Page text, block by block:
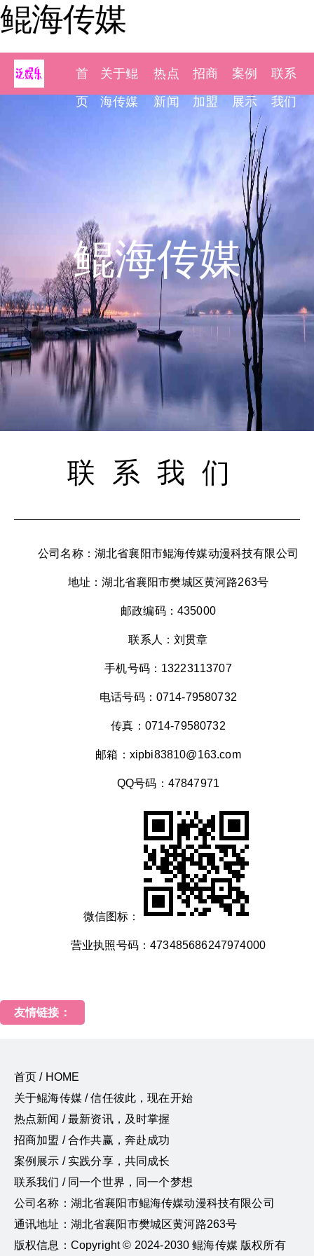
鲲海传媒
首
页
关于鲲
海传媒
热点
新闻
招商
加盟
案例
展示
联系
我们
鲲海传媒
联系我们
公司名称：湖北省襄阳市鲲海传媒动漫科技有限公司
地址：湖北省襄阳市樊城区黄河路263号
邮政编码：435000
联系人：刘贯章
手机号码：13223113707
电话号码：0714-79580732
传真：0714-79580732
邮箱：xipbi83810@163.com
QQ号码：47847971
微信图标：
营业执照号码：473485686247974000
友情链接：
首页 / HOME
关于鲲海传媒 / 信任彼此，现在开始
热点新闻 / 最新资讯，及时掌握
招商加盟 / 合作共赢，奔赴成功
案例展示 / 实践分享，共同成长
联系我们 / 同一个世界，同一个梦想
公司名称：湖北省襄阳市鲲海传媒动漫科技有限公司
通讯地址：湖北省襄阳市樊城区黄河路263号
版权信息：Copyright © 2024-2030 鲲海传媒 版权所有